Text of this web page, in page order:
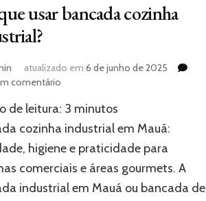
usar bancada cozinha
atualizado em 6 de junho de 2025
comentário
que
usar
cozinha
industrial?
de leitura: 3 minutos
cozinha industrial em Mauá:
higiene e praticidade para
comerciais e áreas gourmets. A
industrial em Mauá ou bancada de